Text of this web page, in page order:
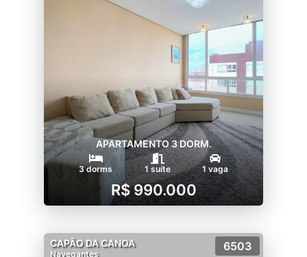
APARTAMENTO 3 DORM.
3 dorms 1 suíte 1 vaga
R$ 990.000
CAPÃO DA CANOA
Navegantes
6503